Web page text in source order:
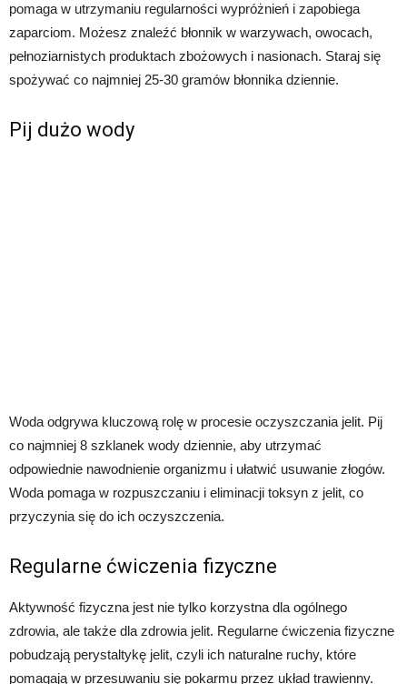
pomaga w utrzymaniu regularności wypróżnień i zapobiega
zaparciom. Możesz znaleźć błonnik w warzywach, owocach,
pełnoziarnistych produktach zbożowych i nasionach. Staraj się
spożywać co najmniej 25-30 gramów błonnika dziennie.
Pij dużo wody
Woda odgrywa kluczową rolę w procesie oczyszczania jelit. Pij
co najmniej 8 szklanek wody dziennie, aby utrzymać
odpowiednie nawodnienie organizmu i ułatwić usuwanie złogów.
Woda pomaga w rozpuszczaniu i eliminacji toksyn z jelit, co
przyczynia się do ich oczyszczenia.
Regularne ćwiczenia fizyczne
Aktywność fizyczna jest nie tylko korzystna dla ogólnego
zdrowia, ale także dla zdrowia jelit. Regularne ćwiczenia fizyczne
pobudzają perystaltykę jelit, czyli ich naturalne ruchy, które
pomagają w przesuwaniu się pokarmu przez układ trawienny.